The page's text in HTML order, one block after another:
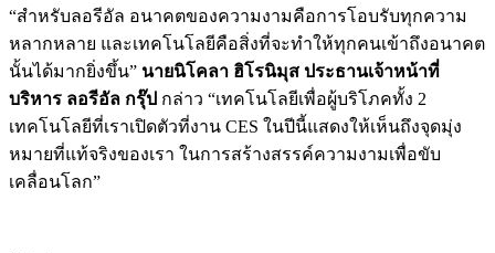
“สำหรับลอรีอัล อนาคตของความงามคือการโอบรับทุกความ
หลากหลาย และเทคโนโลยีคือสิ่งที่จะทำให้ทุกคนเข้าถึงอนาคต
นั้นได้มากยิ่งขึ้น” นายนิโคลา ฮิโรนิมุส ประธานเจ้าหน้าที่
บริหาร ลอรีอัล กรุ๊ป กล่าว “เทคโนโลยีเพื่อผู้บริโภคทั้ง 2
เทคโนโลยีที่เราเปิดตัวที่งาน CES ในปีนี้แสดงให้เห็นถึงจุดมุ่ง
หมายที่แท้จริงของเรา ในการสร้างสรรค์ความงามเพื่อขับ
เคลื่อนโลก”